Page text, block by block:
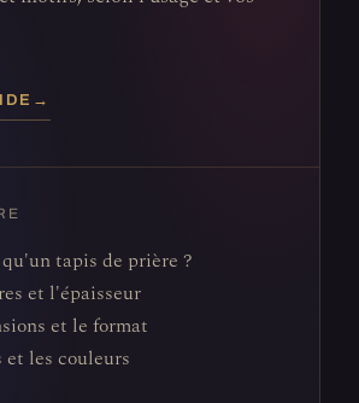
→
tapis de prière ?
et l'épaisseur
et le format
et les couleurs